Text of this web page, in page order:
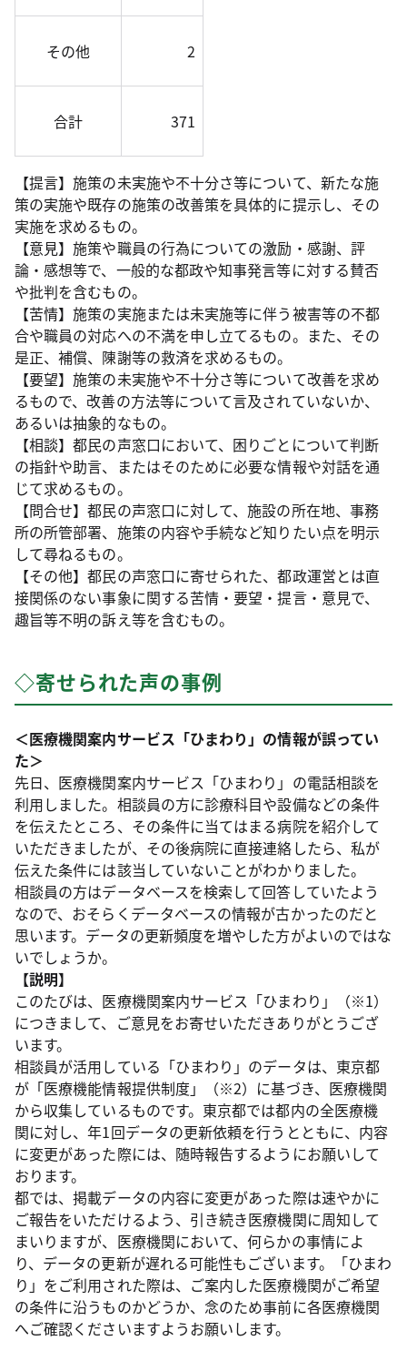
その他 2
合計 371
【提言】施策の未実施や不十分さ等について、新たな施
策の実施や既存の施策の改善策を具体的に提示し、その
実施を求めるもの。
【意見】施策や職員の行為についての激励・感謝、評
論・感想等で、一般的な都政や知事発言等に対する賛否
や批判を含むもの。
【苦情】施策の実施または未実施等に伴う被害等の不都
合や職員の対応への不満を申し立てるもの。また、その
是正、補償、陳謝等の救済を求めるもの。
【要望】施策の未実施や不十分さ等について改善を求め
るもので、改善の方法等について言及されていないか、
あるいは抽象的なもの。
【相談】都民の声窓口において、困りごとについて判断
の指針や助言、またはそのために必要な情報や対話を通
じて求めるもの。
【問合せ】都民の声窓口に対して、施設の所在地、事務
所の所管部署、施策の内容や手続など知りたい点を明示
して尋ねるもの。
【その他】都民の声窓口に寄せられた、都政運営とは直
接関係のない事象に関する苦情・要望・提言・意見で、
趣旨等不明の訴え等を含むもの。
◇寄せられた声の事例
＜医療機関案内サービス「ひまわり」の情報が誤ってい
た＞
先日、医療機関案内サービス「ひまわり」の電話相談を
利用しました。相談員の方に診療科目や設備などの条件
を伝えたところ、その条件に当てはまる病院を紹介して
いただきましたが、その後病院に直接連絡したら、私が
伝えた条件には該当していないことがわかりました。
相談員の方はデータベースを検索して回答していたよう
なので、おそらくデータベースの情報が古かったのだと
思います。データの更新頻度を増やした方がよいのではな
いでしょうか。
【説明】
このたびは、医療機関案内サービス「ひまわり」（※1）
につきまして、ご意見をお寄せいただきありがとうござ
います。
相談員が活用している「ひまわり」のデータは、東京都
が「医療機能情報提供制度」（※2）に基づき、医療機関
から収集しているものです。東京都では都内の全医療機
関に対し、年1回データの更新依頼を行うとともに、内容
に変更があった際には、随時報告するようにお願いして
おります。
都では、掲載データの内容に変更があった際は速やかに
ご報告をいただけるよう、引き続き医療機関に周知して
まいりますが、医療機関において、何らかの事情によ
り、データの更新が遅れる可能性もございます。「ひまわ
り」をご利用された際は、ご案内した医療機関がご希望
の条件に沿うものかどうか、念のため事前に各医療機関
へご確認くださいますようお願いします。